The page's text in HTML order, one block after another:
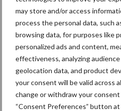
may store and/or access
process the personal data, such
browsing data, for purposes like
personalized ads and content,
effectiveness, analyzing
geolocation data, and product
your consent will be valid across
change or withdraw your
“Consent Preferences” button
Andere maatregelen
Naast de opgesomde
maatregelen mogelijk.
raadplegen op onze webpagina
Zo zijn er maatregelen waar
van het naleven van bepaalde